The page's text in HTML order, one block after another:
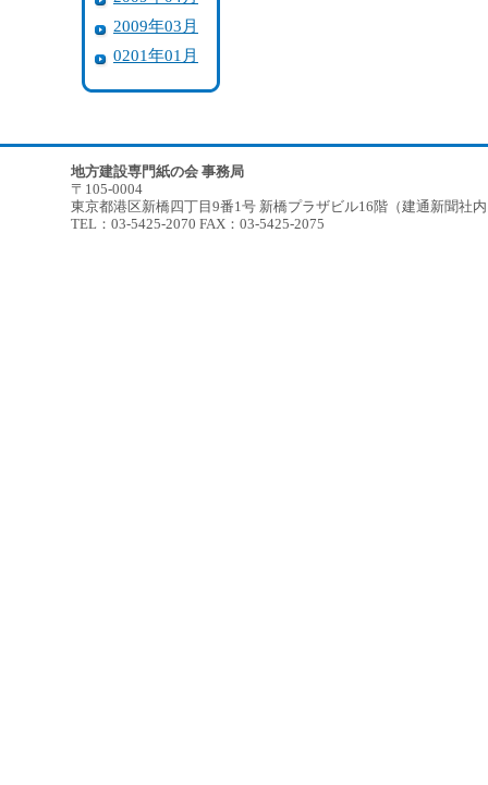
2009年03月
0201年01月
地方建設専門紙の会 事務局
〒105-0004
東京都港区新橋四丁目9番1号 新橋プラザビル16階（建通新聞社
TEL：03-5425-2070 FAX：03-5425-2075